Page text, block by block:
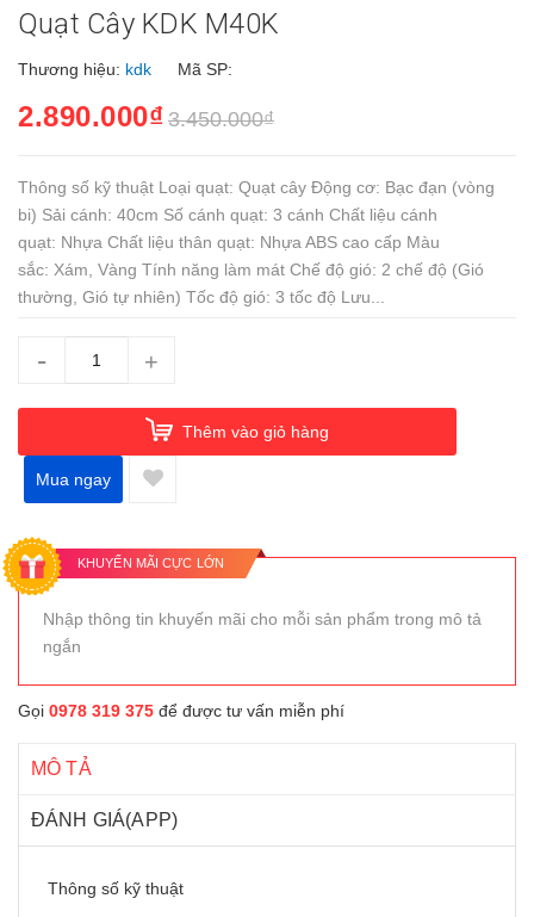
Quạt Cây KDK M40K
Thương hiệu: kdk Mã SP:
2.890.000₫ 3.450.000₫
Thông số kỹ thuật Loại quạt: Quạt cây Động cơ: Bạc đạn (vòng
bi) Sải cánh: 40cm Số cánh quạt: 3 cánh Chất liệu cánh
quạt: Nhựa Chất liệu thân quạt: Nhựa ABS cao cấp Màu
sắc: Xám, Vàng Tính năng làm mát Chế độ gió: 2 chế độ (Gió
thường, Gió tự nhiên) Tốc độ gió: 3 tốc độ Lưu...
- +
Thêm vào giỏ hàng
Mua ngay
KHUYẾN MÃI CỰC LỚN
Nhập thông tin khuyến mãi cho mỗi sản phẩm trong mô tả
ngắn
Gọi 0978 319 375 để được tư vấn miễn phí
MÔ TẢ
ĐÁNH GIÁ(APP)
Thông số kỹ thuật